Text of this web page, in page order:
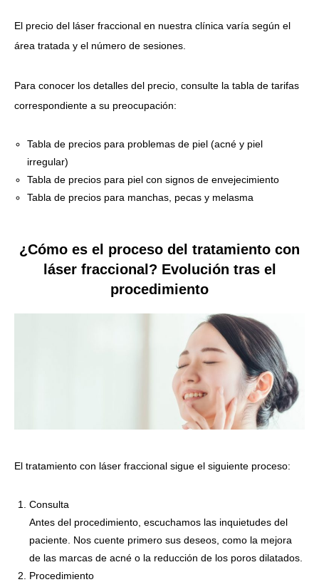
El precio del láser fraccional en nuestra clínica varía según el
área tratada y el número de sesiones.
Para conocer los detalles del precio, consulte la tabla de tarifas
correspondiente a su preocupación:
Tabla de precios para problemas de piel (acné y piel
irregular)
Tabla de precios para piel con signos de envejecimiento
Tabla de precios para manchas, pecas y melasma
¿Cómo es el proceso del tratamiento con
láser fraccional? Evolución tras el
procedimiento
El tratamiento con láser fraccional sigue el siguiente proceso:
Consulta
Antes del procedimiento, escuchamos las inquietudes del
paciente. Nos cuente primero sus deseos, como la mejora
de las marcas de acné o la reducción de los poros dilatados.
Procedimiento